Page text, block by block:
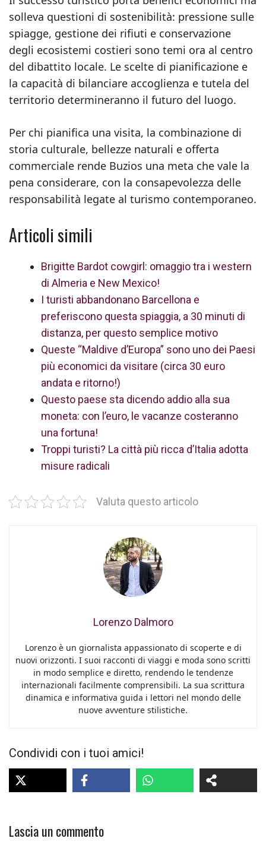
solleva questioni di sostenibilità: pressione sulle
spiagge, gestione dei rifiuti e conservazione
degli ecosistemi costieri sono temi ora al centro
del dibattito locale. Le scelte di pianificazione e
la capacità di bilanciare accoglienza e tutela del
territorio determineranno il futuro del luogo.
Per chi pianifica una visita, la combinazione di
storia culturale, bellezze naturali e offerta
commerciale rende Buzios una meta che vale la
pena considerare, con la consapevolezza delle
responsabilità legate al turismo contemporaneo.
Articoli simili
Brigitte Bardot cowgirl: omaggio tra i western
di Almeria e New Mexico!
I turisti abbandonano Barcellona e
preferiscono questa spiaggia, a 30 minuti di
distanza, per questo semplice motivo
Queste “Maldive d’Europa” sono uno dei Paesi
più economici da visitare (circa 30 euro
andata e ritorno!)
Questo paese sta dicendo addio alla sua
moneta: con l’euro, le vacanze costeranno
una fortuna!
Troppi turisti? La città più ricca d’Italia adotta
misure radicali
Valuta questo articolo
Lorenzo Dalmoro
Lorenzo è un giornalista appassionato di scoperte e di
nuovi orizzonti. I suoi racconti di viaggi e moda sono scritti
in modo semplice e diretto, rendendo le tendenze
internazionali facilmente comprensibili. La sua scrittura
dinamica e informativa guida i lettori nel mondo delle
nuove avventure stilistiche.
Condividi con i tuoi amici!
Lascia un commento